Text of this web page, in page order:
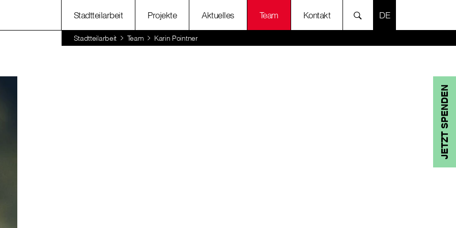
Stadtteilarbeit Projekte Aktuelles Team Kontakt SPRACHE
Stadtteilarbeit Team Karin Pointner
JETZT SPENDEN